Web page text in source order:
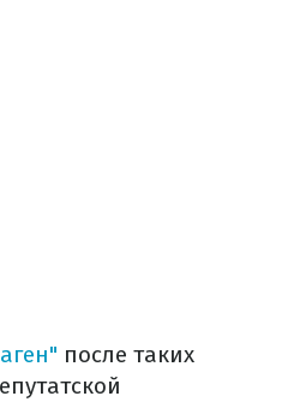
" после таких